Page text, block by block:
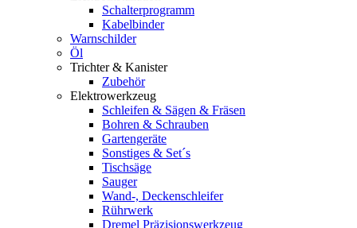
Schalterprogramm
Kabelbinder
Warnschilder
Öl
Trichter & Kanister
Zubehör
Elektrowerkzeug
Schleifen & Sägen & Fräsen
Bohren & Schrauben
Gartengeräte
Sonstiges & Set´s
Tischsäge
Sauger
Wand-, Deckenschleifer
Rührwerk
Dremel Präzisionswerkzeug